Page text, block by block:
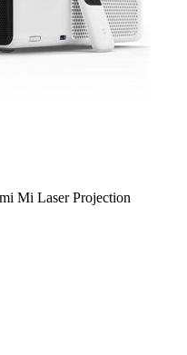
Mi Laser Projection